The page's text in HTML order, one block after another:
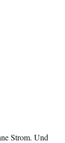
Strom. Und